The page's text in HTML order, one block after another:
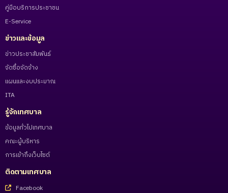
คู่มือบริการประชาชน
E-Service
ข่าวและข้อมูล
ข่าวประชาสัมพันธ์
จัดซื้อจัดจ้าง
แผนและงบประมาณ
ITA
รู้จักเทศบาล
ข้อมูลทั่วไปเทศบาล
คณะผู้บริหาร
การเข้าถึงเว็บไซต์
ติดตามเทศบาล
Facebook